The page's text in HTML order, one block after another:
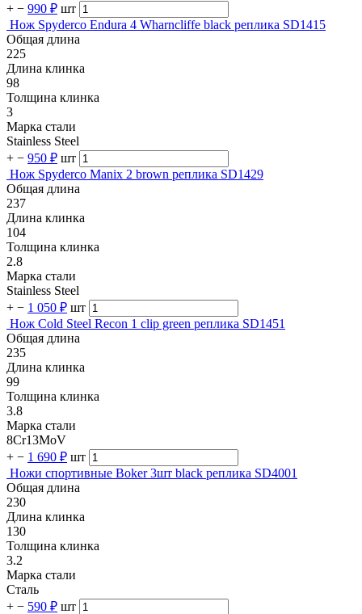
+ − 990 ₽ шт
Нож Spyderco Endura 4 Wharncliffe black реплика SD1415
Общая длина
225
Длина клинка
98
Толщина клинка
3
Марка стали
Stainless Steel
+ − 950 ₽ шт
Нож Spyderco Manix 2 brown реплика SD1429
Общая длина
237
Длина клинка
104
Толщина клинка
2.8
Марка стали
Stainless Steel
+ − 1 050 ₽ шт
Нож Cold Steel Recon 1 clip green реплика SD1451
Общая длина
235
Длина клинка
99
Толщина клинка
3.8
Марка стали
8Cr13MoV
+ − 1 690 ₽ шт
Ножи спортивные Boker 3шт black реплика SD4001
Общая длина
230
Длина клинка
130
Толщина клинка
3.2
Марка стали
Сталь
+ − 590 ₽ шт